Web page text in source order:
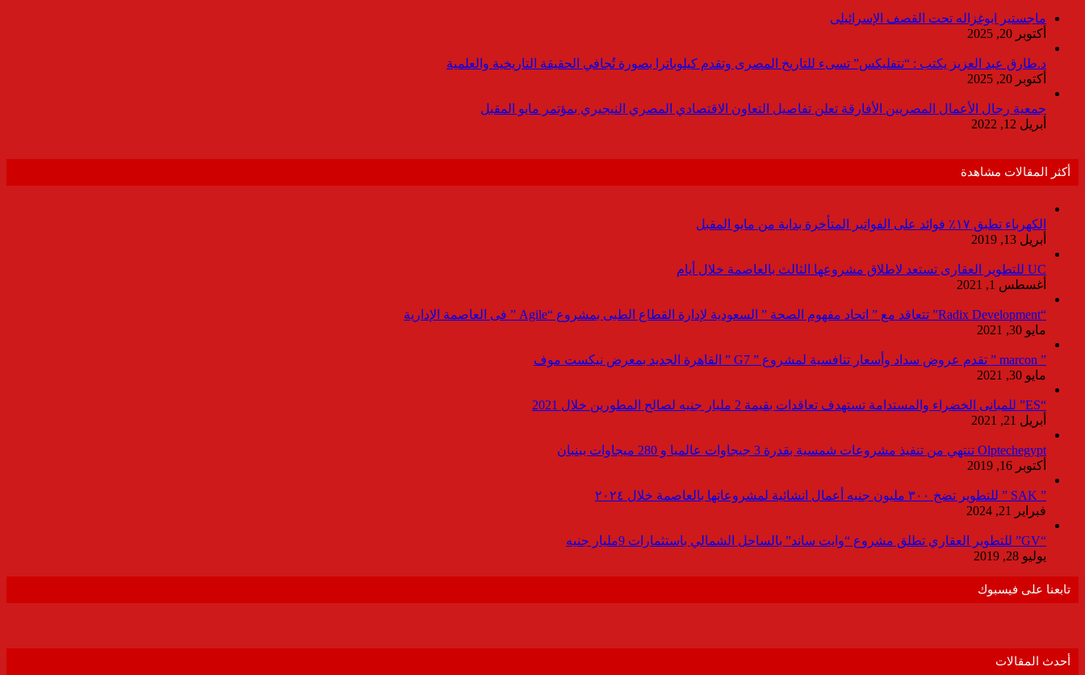
ماجستير ابوغزاله تحت القصف الإسرائيلى
أكتوبر 20, 2025
د.طارق عبد العزيز يكتب : “نتفليكس” تسىء للتاريخ المصرى وتقدم كيلوباترا بصورة تُجافي الحقيقة التاريخية والعلمية
أكتوبر 20, 2025
جمعية رجال الأعمال المصريين الأفارقة تعلن تفاصيل التعاون الاقتصادي المصري النيجيري بمؤتمر مايو المقبل
أبريل 12, 2022
أكثر المقالات مشاهدة
الكهرباء تطبق ١٧٪ فوائد على الفواتير المتأخرة بداية من مايو المقبل
أبريل 13, 2019
UC للتطوير العقارى تستعد لاطلاق مشروعها الثالث بالعاصمة خلال أيام
أغسطس 1, 2021
“Radix Development” تتعاقد مع ” اتحاد مفهوم الصحة ” السعودية لإدارة القطاع الطبى بمشروع “Agile ” فى العاصمة الإدارية
مايو 30, 2021
” marcon ” تقدم عروض سداد وأسعار تنافسية لمشروع ” G7 ” القاهرة الجديد بمعرض نيكست موف
مايو 30, 2021
“ES” للمبانى الخضراء والمستدامة تستهدف تعاقدات بقيمة 2 مليار جنيه لصالح المطورين خلال 2021
أبريل 21, 2021
Olptechegypt تنتهي من تنفيذ مشروعات شمسية بقدرة 3 جيجاوات عالميا و 280 ميجاوات ببنبان
أكتوبر 16, 2019
” SAK ” للتطوير تضخ ٣٠٠ مليون جنيه أعمال انشائية لمشروعاتها بالعاصمة خلال ٢٠٢٤
فبراير 21, 2024
“GV” للتطوير العقاري تطلق مشروع “وايت ساند” بالساحل الشمالي باستثمارات 9مليار جنيه
يوليو 28, 2019
تابعنا على فيسبوك
أحدث المقالات